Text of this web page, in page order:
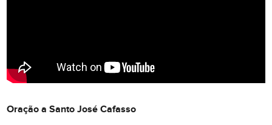
Oração a Santo José Cafasso